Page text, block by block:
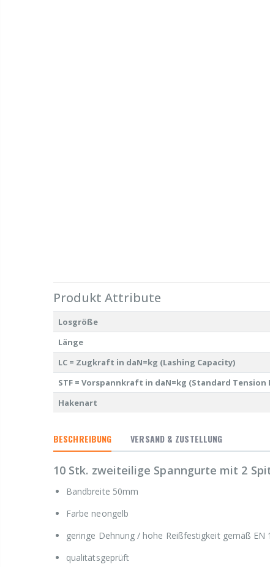
Produkt Attribute
Losgröße
Länge
LC = Zugkraft in daN=kg (Lashing Capacity)
STF = Vorspannkraft in daN=kg (Standard Tension
Hakenart
BESCHREIBUNG VERSAND & ZUSTELLUNG
10 Stk. zweiteilige Spanngurte mit 2
Bandbreite 50mm
Farbe neongelb
geringe Dehnung / hohe Reißfestigkeit gemäß EN
qualitätsgeprüft